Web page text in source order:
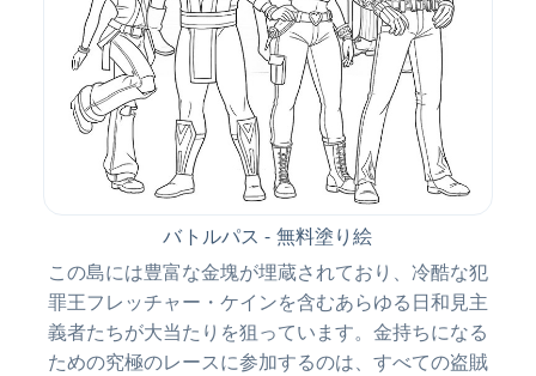
バトルパス - 無料塗り絵
この島には豊富な金塊が埋蔵されており、冷酷な犯
罪王フレッチャー・ケインを含むあらゆる日和見主
義者たちが大当たりを狙っています。金持ちになる
ための究極のレースに参加するのは、すべての盗賊